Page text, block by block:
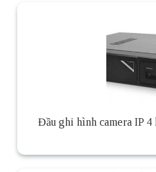
Đầu ghi hình camera IP